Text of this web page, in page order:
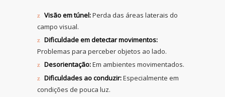
Visão em túnel:Perda das áreas laterais do
campo visual.
Dificuldade em detectar movimentos:
Problemas para perceber objetos ao lado.
Desorientação:Em ambientes movimentados.
Dificuldades ao conduzir:Especialmente em
condições de pouca luz.